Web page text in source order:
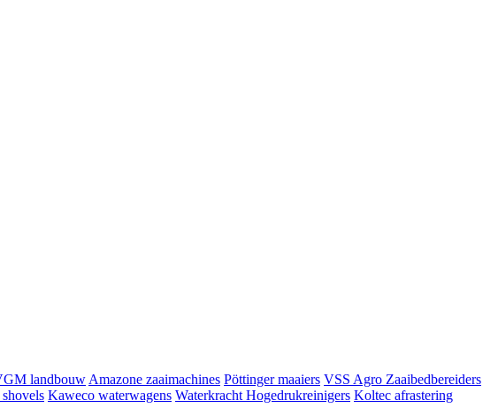
landbouw Amazone zaaimachines Pöttinger maaiers VSS Agro Zaaibedbereiders
Kaweco waterwagens Waterkracht Hogedrukreinigers Koltec afrastering